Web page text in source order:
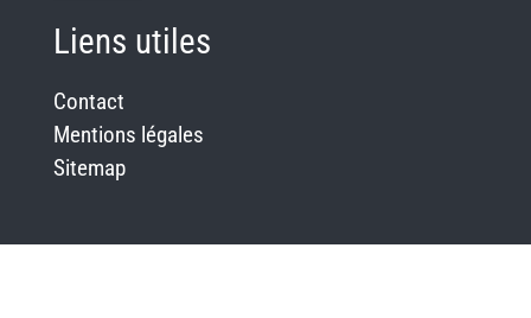
Liens utiles
Contact
Mentions légales
Sitemap